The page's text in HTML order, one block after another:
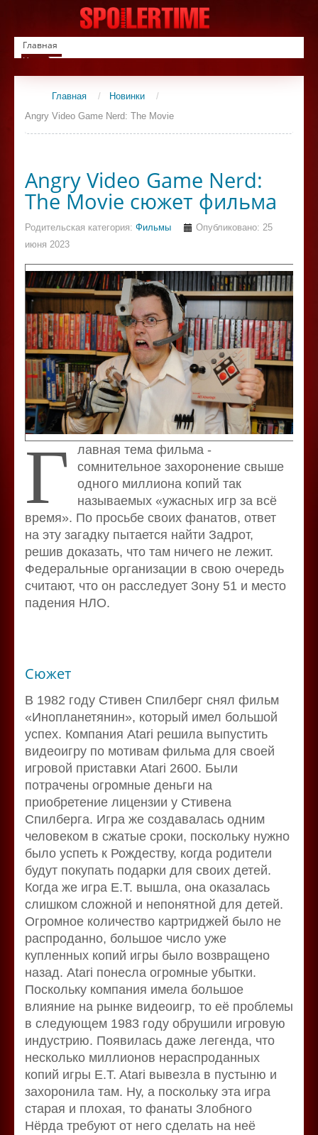
Главная
Новинки
Список фильмов
СериалыГлавная / Новинки
/
Angry Video Game Nerd: The Movie
Angry Video Game Nerd:
The Movie сюжет фильма
Родительская категория: Фильмы
Опубликовано: 25
июня 2023
Г лавная тема фильма -
сомнительное захоронение свыше
одного миллиона копий так
называемых «ужасных игр за всё
время». По просьбе своих фанатов, ответ
на эту загадку пытается найти Задрот,
решив доказать, что там ничего не лежит.
Федеральные организации в свою очередь
считают, что он расследует Зону 51 и место
падения НЛО.
Сюжет
В 1982 году Стивен Спилберг снял фильм
«Инопланетянин», который имел большой
успех. Компания Atari решила выпустить
видеоигру по мотивам фильма для своей
игровой приставки Atari 2600. Были
потрачены огромные деньги на
приобретение лицензии у Стивена
Спилберга. Игра же создавалась одним
человеком в сжатые сроки, поскольку нужно
было успеть к Рождеству, когда родители
будут покупать подарки для своих детей.
Когда же игра E.T. вышла, она оказалась
слишком сложной и непонятной для детей.
Огромное количество картриджей было не
распроданно, большое число уже
купленных копий игры было возвращено
назад. Atari понесла огромные убытки.
Поскольку компания имела большое
влияние на рынке видеоигр, то её проблемы
в следующем 1983 году обрушили игровую
индустрию. Появилась даже легенда, что
несколько миллионов нераспроданных
копий игры E.T. Atari вывезла в пустыню и
захоронила там. Ну, а поскольку эта игра
старая и плохая, то фанаты Злобного
Нёрда требуют от него сделать на неё